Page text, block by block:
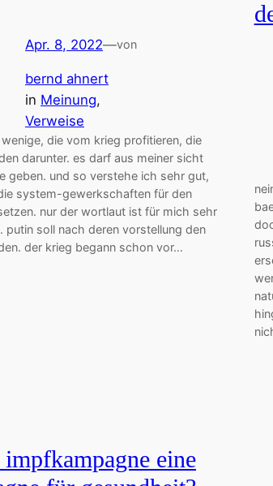
Apr. 8, 2022—von
bernd ahnert
in Meinung
Verweise
die vom krieg profitieren, die
darunter. es darf aus meiner sicht
geben. und so verstehe ich sehr gut,
system-gewerkschaften für den
nur der wortlaut ist für mich sehr
putin soll nach deren vorstellung den
der krieg begann schon vor…
eine